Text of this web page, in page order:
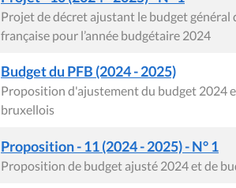
Projet de décret ajustant le budget
française pour l’année budgétaire 2024
Budget du PFB (2024 - 2025)
Proposition d'ajustement du budget 2024
bruxellois
Proposition - 11 (2024 - 2025) - N° 1
Proposition de budget ajusté 2024 et de